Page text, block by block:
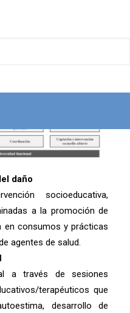
y cuenta con la
daño
socioeducativa,
a la promoción de
en consumos y prácticas
agentes de salud.
a través de sesiones
terapéuticos que
desarrollo de